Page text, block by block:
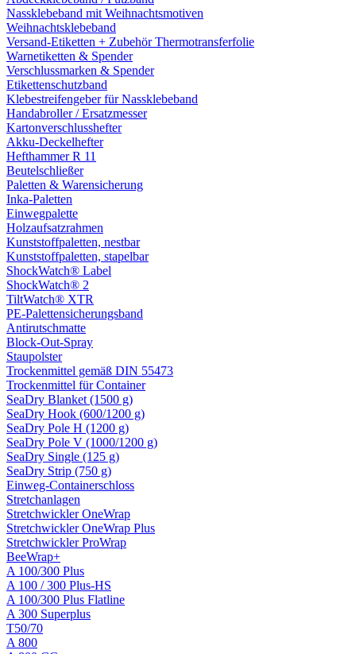
Nassklebeband mit Weihnachtsmotiven
Weihnachtsklebeband
Versand-Etiketten + Zubehör Thermotransferfolie
Warnetiketten & Spender
Verschlussmarken & Spender
Etikettenschutzband
Klebestreifengeber für Nassklebeband
Handabroller / Ersatzmesser
Kartonverschlusshefter
Akku-Deckelhefter
Hefthammer R 11
Beutelschließer
Paletten & Warensicherung
Inka-Paletten
Einwegpalette
Holzaufsatzrahmen
Kunststoffpaletten, nestbar
Kunststoffpaletten, stapelbar
ShockWatch® Label
ShockWatch® 2
TiltWatch® XTR
PE-Palettensicherungsband
Antirutschmatte
Block-Out-Spray
Staupolster
Trockenmittel gemäß DIN 55473
Trockenmittel für Container
SeaDry Blanket (1500 g)
SeaDry Hook (600/1200 g)
SeaDry Pole H (1200 g)
SeaDry Pole V (1000/1200 g)
SeaDry Single (125 g)
SeaDry Strip (750 g)
Einweg-Containerschloss
Stretchanlagen
Stretchwickler OneWrap
Stretchwickler OneWrap Plus
Stretchwickler ProWrap
BeeWrap+
A 100/300 Plus
A 100 / 300 Plus-HS
A 100/300 Plus Flatline
A 300 Superplus
T50/70
A 800